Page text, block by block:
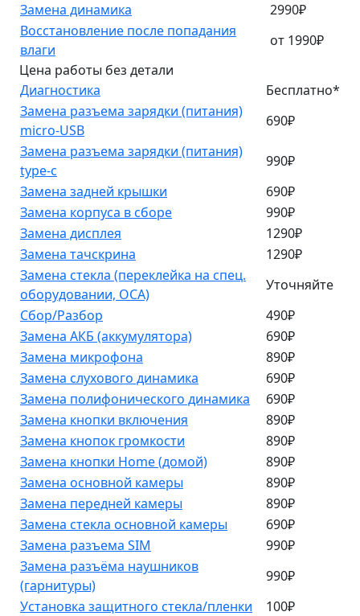
Замена динамика
2990₽
Восстановление после попадания
влаги
от 1990₽
Цена работы без детали
Диагностика
Бесплатно*
Замена разъема зарядки (питания)
micro-USB
690₽
Замена разъема зарядки (питания)
type-c
990₽
Замена задней крышки
690₽
Замена корпуса в сборе
990₽
Замена дисплея
1290₽
Замена тачскрина
1290₽
Замена стекла (переклейка на спец.
оборудовании, OCA)
Уточняйте
Сбор/Разбор
490₽
Замена АКБ (аккумулятора)
690₽
Замена микрофона
890₽
Замена слухового динамика
690₽
Замена полифонического динамика
690₽
Замена кнопки включения
890₽
Замена кнопок громкости
890₽
Замена кнопки Home (домой)
890₽
Замена основной камеры
890₽
Замена передней камеры
890₽
Замена стекла основной камеры
690₽
Замена разъема SIM
990₽
Замена разъёма наушников
(гарнитуры)
990₽
Установка защитного стекла/пленки
100₽